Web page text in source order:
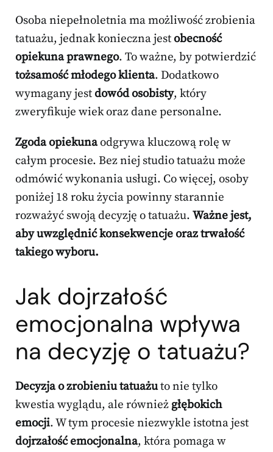
Osoba niepełnoletnia ma możliwość zrobienia
tatuażu, jednak konieczna jestobecność
opiekuna prawnego. To ważne, by potwierdzić
tożsamość młodego klienta. Dodatkowo
wymagany jestdowód osobisty, który
zweryfikuje wiek oraz dane personalne.
Zgoda opiekunaodgrywa kluczową rolę w
całym procesie. Bez niej studio tatuażu może
odmówić wykonania usługi. Co więcej, osoby
poniżej 18 roku życia powinny starannie
rozważyć swoją decyzję o tatuażu. Ważne jest,
aby uwzględnić konsekwencje oraz trwałość
takiego wyboru.
Jak dojrzałość
emocjonalna wpływa
na decyzję o tatuażu?
Decyzja o zrobieniu tatuażuto nie tylko
kwestia wyglądu, ale również głębokich
emocji. W tym procesie niezwykle istotna jest
dojrzałość emocjonalna, która pomaga w